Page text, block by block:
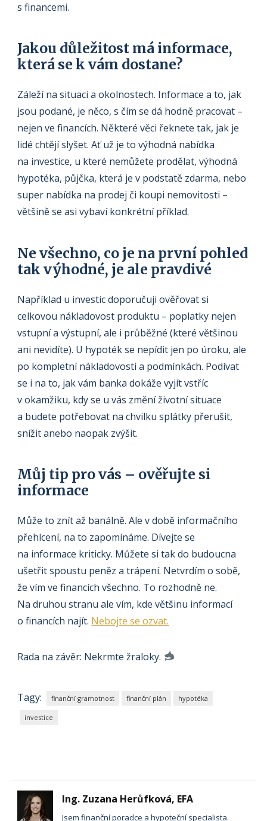
s financemi.
Jakou důležitost má informace,
která se k vám dostane?
Záleží na situaci a okolnostech. Informace a to, jak
jsou podané, je něco, s čím se dá hodně pracovat –
nejen ve financích. Některé věci řeknete tak, jak je
lidé chtějí slyšet. Ať už je to výhodná nabídka
na investice, u které nemůžete prodělat, výhodná
hypotéka, půjčka, která je v podstatě zdarma, nebo
super nabídka na prodej či koupi nemovitosti –
většině se asi vybaví konkrétní příklad.
Ne všechno, co je na první pohled
tak výhodné, je ale pravdivé
Například u investic doporučuji ověřovat si
celkovou nákladovost produktu – poplatky nejen
vstupní a výstupní, ale i průběžné (které většinou
ani nevidíte). U hypoték se nepídit jen po úroku, ale
po kompletní nákladovosti a podmínkách. Podívat
se i na to, jak vám banka dokáže vyjít vstříc
v okamžiku, kdy se u vás změní životní situace
a budete potřebovat na chvilku splátky přerušit,
snížit anebo naopak zvýšit.
Můj tip pro vás – ověřujte si
informace
Může to znít až banálně. Ale v době informačního
přehlcení, na to zapomínáme. Dívejte se
na informace kriticky. Můžete si tak do budoucna
ušetřit spoustu peněz a trápení. Netvrdím o sobě,
že vím ve financích všechno. To rozhodně ne.
Na druhou stranu ale vím, kde většinu informací
o financích najít. Nebojte se ozvat.
Rada na závěr: Nekrmte žraloky.
Tagy: finanční gramotnost finanční plán hypotéka
investice
Ing. Zuzana Herůfková, EFA
Jsem finanční poradce a hypoteční specialista.